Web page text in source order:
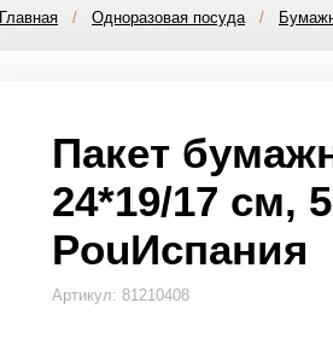
Главная / Одноразовая посуда/
Пакет
24*19/17 см,
PouИспания
Артикул: 81210408